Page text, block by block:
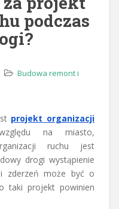
podczas
Budowa remont i
projekt organizacji
na miasto,
ruchu jest
drogi wystąpienie
i zderzeń może być o
taki projekt powinien